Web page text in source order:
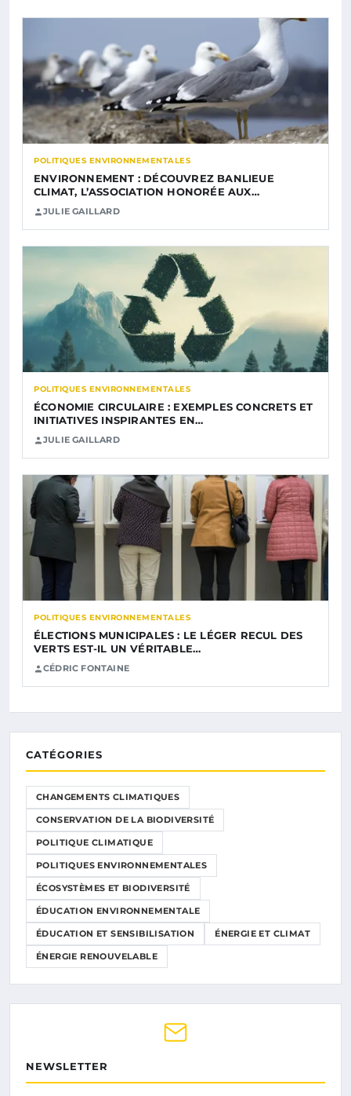
POLITIQUES ENVIRONNEMENTALES
ENVIRONNEMENT : DÉCOUVREZ BANLIEUE
CLIMAT, L’ASSOCIATION HONORÉE AUX…
JULIE GAILLARD
POLITIQUES ENVIRONNEMENTALES
ÉCONOMIE CIRCULAIRE : EXEMPLES CONCRETS ET
INITIATIVES INSPIRANTES EN…
JULIE GAILLARD
POLITIQUES ENVIRONNEMENTALES
ÉLECTIONS MUNICIPALES : LE LÉGER RECUL DES
VERTS EST-IL UN VÉRITABLE…
CÉDRIC FONTAINE
CATÉGORIES
CHANGEMENTS CLIMATIQUES
CONSERVATION DE LA BIODIVERSITÉ
POLITIQUE CLIMATIQUE
POLITIQUES ENVIRONNEMENTALES
ÉCOSYSTÈMES ET BIODIVERSITÉ
ÉDUCATION ENVIRONNEMENTALE
ÉDUCATION ET SENSIBILISATION ÉNERGIE ET CLIMAT
ÉNERGIE RENOUVELABLE
NEWSLETTER